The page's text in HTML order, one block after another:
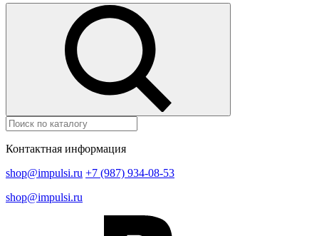
Контактная информация
shop@impulsi.ru +7 (987) 934-08-53
shop@impulsi.ru